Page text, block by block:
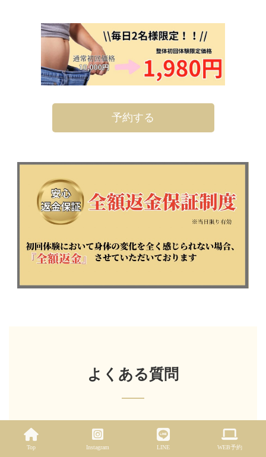
予約する
よくある質問
Q 健康保険は使えるの？
Top Instagram LINE WEB予約